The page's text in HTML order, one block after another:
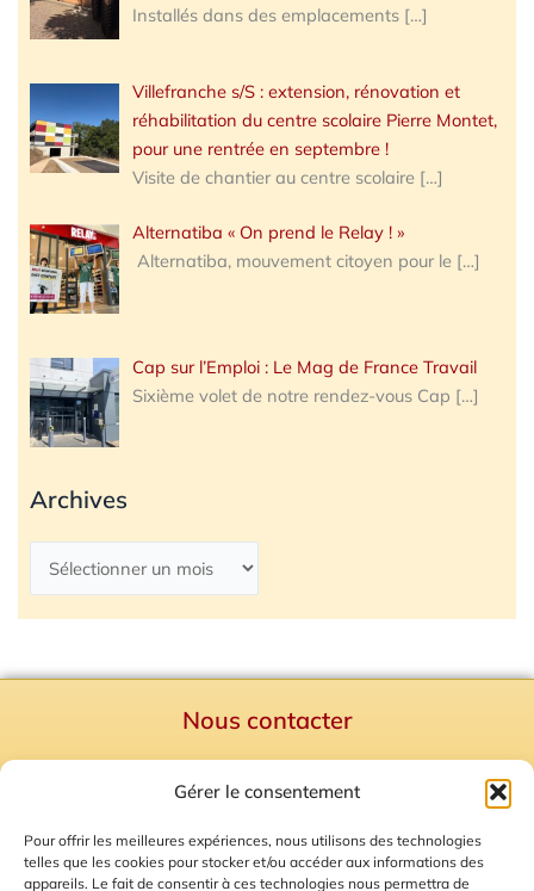
Gérer le consentement
Pour offrir les meilleures expériences, nous utilisons des technologies
telles que les cookies pour stocker et/ou accéder aux informations des
appareils. Le fait de consentir à ces technologies nous permettra de
Installés dans des emplacements […]
Villefranche s/S : extension, rénovation et
réhabilitation du centre scolaire Pierre Montet,
pour une rentrée en septembre !
Visite de chantier au centre scolaire […]
Alternatiba « On prend le Relay ! »
Alternatiba, mouvement citoyen pour le […]
Cap sur l’Emploi : Le Mag de France Travail
Sixième volet de notre rendez-vous Cap […]
Archives
Nous contacter
Mentions Légales
Plan du site
Gestion des Cookies